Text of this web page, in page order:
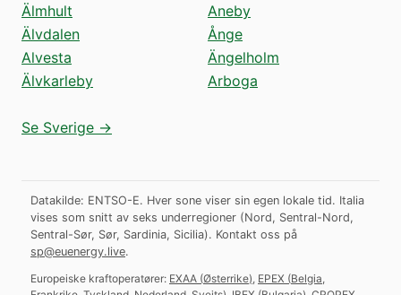
Älmhult
Älvdalen
Alvesta
Älvkarleby
Aneby
Ånge
Ängelholm
Arboga
Se Sverige →
Datakilde: ENTSO-E. Hver sone viser sin egen lokale tid. Italia
vises som snitt av seks underregioner (Nord, Sentral-Nord,
Sentral-Sør, Sør, Sardinia, Sicilia). Kontakt oss på
sp@euenergy.live.
Europeiske kraftoperatører: EXAA (Østerrike) EPEX (Belgia,